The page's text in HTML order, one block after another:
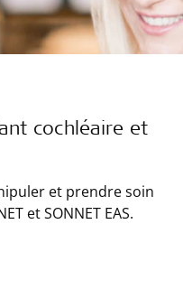
cochléaire et
et prendre soin
et SONNET EAS.